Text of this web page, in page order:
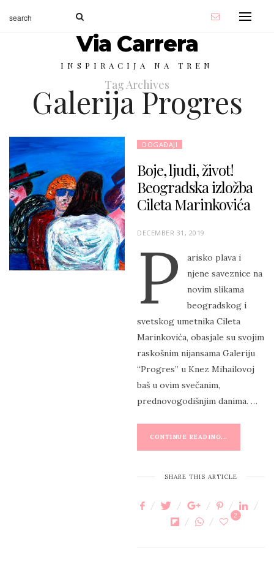
Via Carrera
INSPIRACIJA NA TREN
Tag Archives
Galerija Progres
DOGAĐAJI
Boje, ljudi, život!
Beogradska izložba
Cileta Marinkovića
P
DECEMBER 31, 2019
P
arisko plava i
njene saveznice na
novim slikama
beogradskog i
svetskog umetnika Cileta
Marinkovića, obasjale su svojim
raskošnim nijansama Galeriju
“Progres” u Knez Mihailovoj
baš u ovim svečanim,
prednovogodišnjim danima. …
CONTINUE READING...
SHARE THIS ARTICLE
2